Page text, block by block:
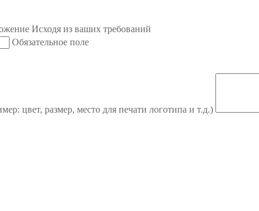
Исходя из ваших требований
Обязательное поле
цвет, размер, место для печати логотипа и т.д.)